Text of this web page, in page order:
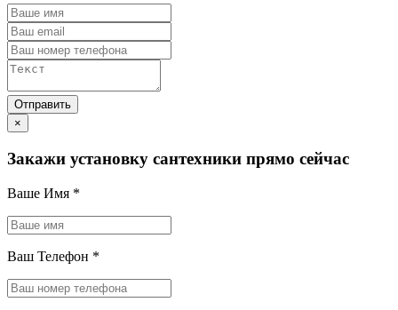
×
Закажи установку сантехники прямо сейчас
Ваше Имя *
Ваш Телефон *